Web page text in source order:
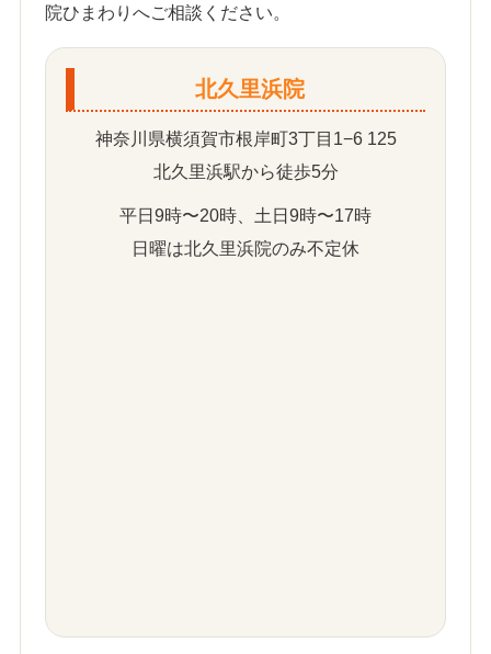
院ひまわりへご相談ください。
北久里浜院
神奈川県横須賀市根岸町3丁目1−6 125
北久里浜駅から徒歩5分
平日9時〜20時、土日9時〜17時
日曜は北久里浜院のみ不定休